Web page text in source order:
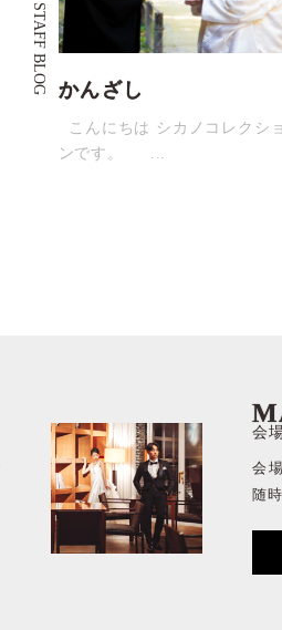
STAFF BLOG かんざし
こんにちは シカノコレクシ
ンです。 ...
会
会
随